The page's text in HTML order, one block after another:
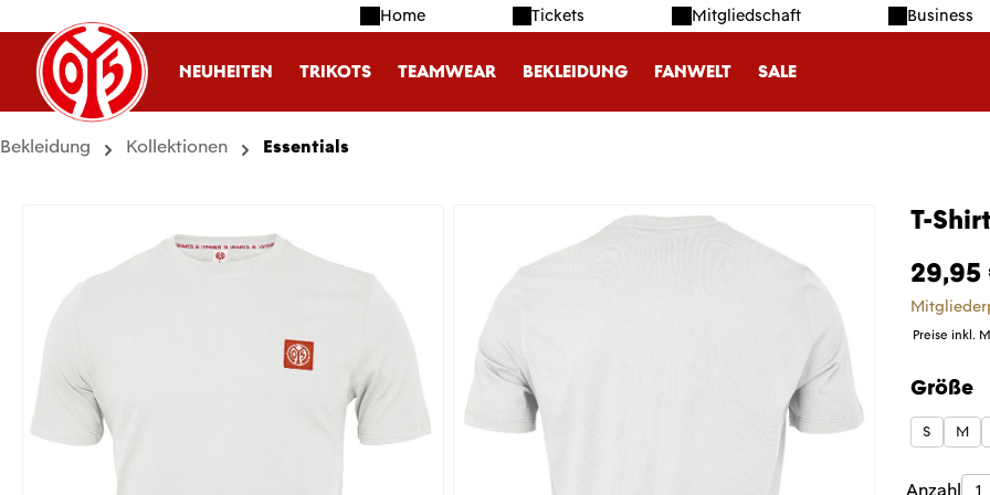
Hauptinhalt springen
Zur Suche springen
Zur Hauptnavigation springen Home Tickets Mitgliedschaft Business
NEUHEITEN TRIKOTS TEAMWEAR BEKLEIDUNG FANWELT SALE
Bekleidung Kollektionen Essentials
T-
29,95
Preise inkl.
Größe
S M
Anzahl